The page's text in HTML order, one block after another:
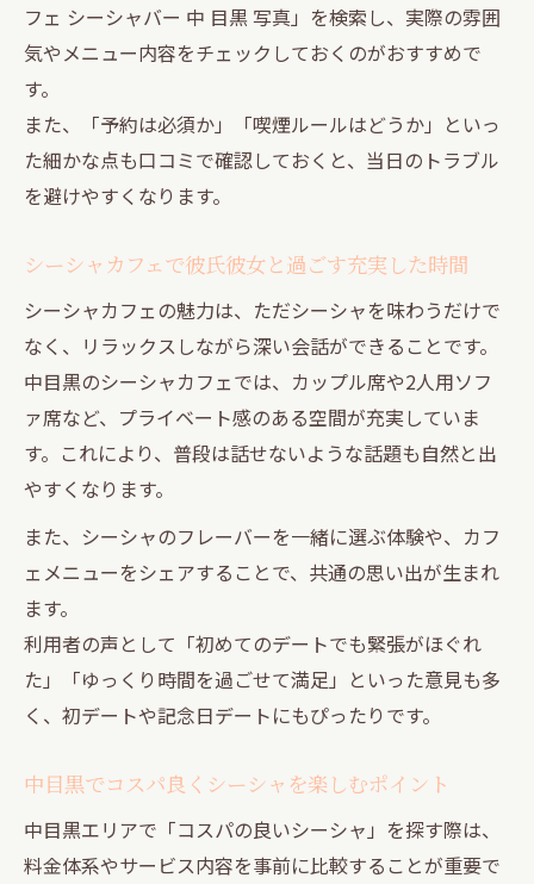
フェ シーシャバー 中 目黒 写真」を検索し、実際の雰囲
気やメニュー内容をチェックしておくのがおすすめで
す。
また、「予約は必須か」「喫煙ルールはどうか」といっ
た細かな点も口コミで確認しておくと、当日のトラブル
を避けやすくなります。
シーシャカフェで彼氏彼女と過ごす充実した時間
シーシャカフェの魅力は、ただシーシャを味わうだけで
なく、リラックスしながら深い会話ができることです。
中目黒のシーシャカフェでは、カップル席や2人用ソフ
ァ席など、プライベート感のある空間が充実していま
す。これにより、普段は話せないような話題も自然と出
やすくなります。
また、シーシャのフレーバーを一緒に選ぶ体験や、カフ
ェメニューをシェアすることで、共通の思い出が生まれ
ます。
利用者の声として「初めてのデートでも緊張がほぐれ
た」「ゆっくり時間を過ごせて満足」といった意見も多
く、初デートや記念日デートにもぴったりです。
中目黒でコスパ良くシーシャを楽しむポイント
中目黒エリアで「コスパの良いシーシャ」を探す際は、
料金体系やサービス内容を事前に比較することが重要で